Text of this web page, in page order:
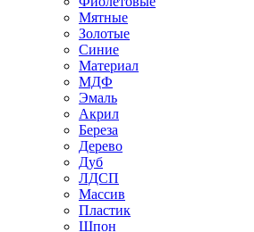
Мятные
Золотые
Синие
Материал
МДФ
Эмаль
Акрил
Береза
Дерево
Дуб
ЛДСП
Массив
Пластик
Шпон